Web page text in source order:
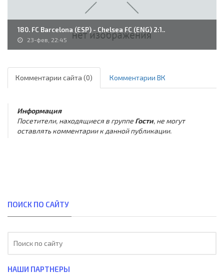
180. FC Barcelona (ESP) - Chelsea FC (ENG) 2:1..
23-фев, 22:45
Комментарии сайта (0) Комментарии ВК
Информация
Посетители, находящиеся в группе Гости, не могут
оставлять комментарии к данной публикации.
ПОИСК ПО САЙТУ
НАШИ ПАРТНЕРЫ